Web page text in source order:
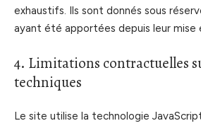
exhaustifs. Ils sont donnés sous
ayant été apportées depuis leur mise
4. Limitations contractuelles
techniques
Le site utilise la technologie